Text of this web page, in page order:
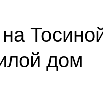
дом